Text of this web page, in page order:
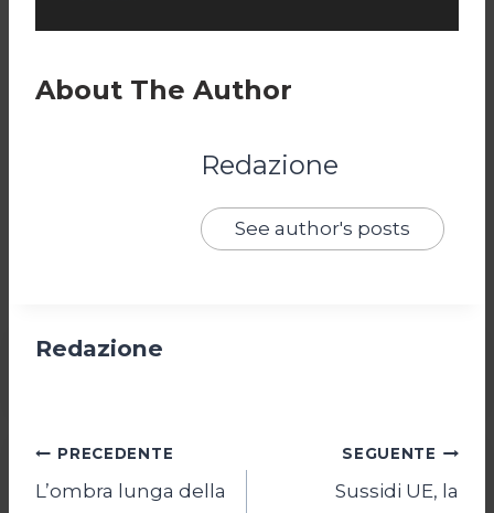
About The Author
Redazione
See author's posts
Redazione
Navigazione
PRECEDENTE
L’ombra lunga della
SEGUENTE
Sussidi UE, la